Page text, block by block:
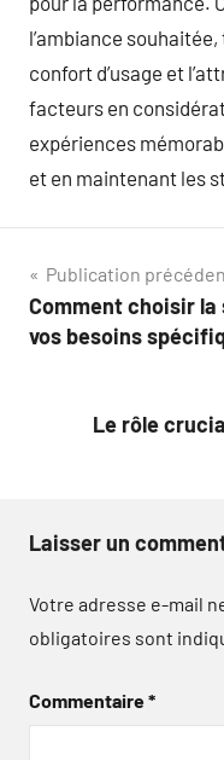
l’ambiance
confort d’usage et
facteurs en
expériences
et en maintenant les
Navigation
de
Publication
Comment choisir
vos besoins
Le rôle
Laisser un
Votre adresse e-mail
obligatoires sont
Commentaire*